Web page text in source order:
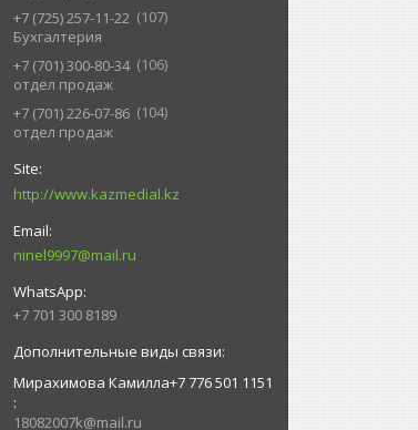
+7 (725) 257-11-22
107
Бухгалтерия
+7 (701) 300-80-34
106
отдел продаж
+7 (701) 226-07-86
104
отдел продаж
http://www.kazmedial.kz
ninel9997@mail.ru
+7 701 300 8189
Мирахимова Камилла+7 776 501 1151
18082007k@mail.ru